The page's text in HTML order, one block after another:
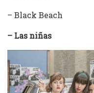
– Black Beach
– Las niñas